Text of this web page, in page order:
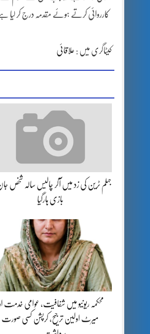
کارروائی کرتے ہوئے مقدمہ درج کر لیا
کیٹاگری میں : علاقائی
جہلم ٹرین کی زد میں آکر چالیس سالہ شخص
بازی ہارگیا
محکمہ ریونیو میں شفافیت، عوامی خدمت
میرٹ اولین ترجیح، کرپشن کسی صورت